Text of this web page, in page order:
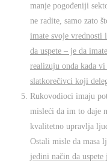
manje pogođeniji
ne radite, samo zato
imate svoje vrednosti
da uspete – je da
realizuju onda kada
slatkorečivci koji
Rukovodioci imaju
misleći da im to daje
kvalitetno upravlja
Ostali misle da masa
jedini način da